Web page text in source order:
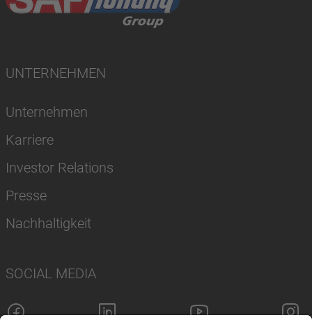
UNTERNEHMEN
Unternehmen
Karriere
Investor Relations
Presse
Nachhaltigkeit
SOCIAL MEDIA